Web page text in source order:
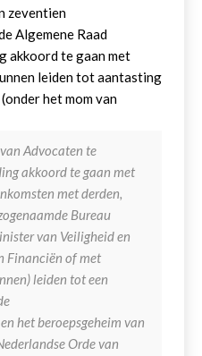
zeventien
Algemene Raad
akkoord te gaan met
leiden tot aantasting
het mom van
Advocaten te
akkoord te gaan met
met derden,
Bureau
van Veiligheid en
Financiën of met
leiden tot een
het beroepsgeheim van
Orde van